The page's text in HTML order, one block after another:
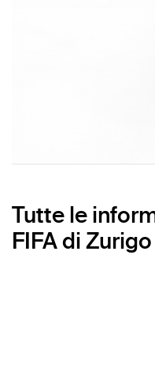
Tutte le
FIFA di Zurigo